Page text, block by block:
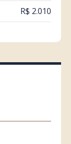
R$ 2.010